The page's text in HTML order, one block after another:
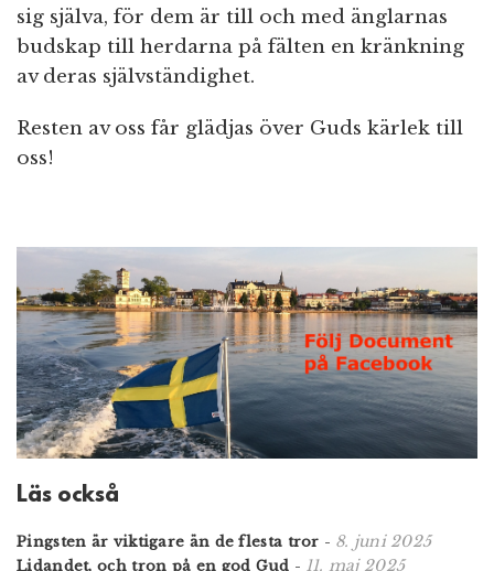
sig själva, för dem är till och med änglarnas
budskap till herdarna på fälten en kränkning
av deras självständighet.
Resten av oss får glädjas över Guds kärlek till
oss!
Läs också
Pingsten är viktigare än de flesta tror - 8. juni 2025
Lidandet, och tron på en god Gud - 11. maj 2025